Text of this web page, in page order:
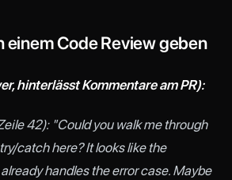
einem Code Review geben
hinterlässt Kommentare am PR):
42): "Could you walk me through
catch here? It looks like the
handles the error case. Maybe